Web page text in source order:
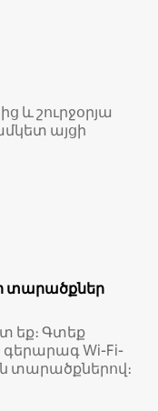
և շուրջօրյա
այցի
տարածքներ
եք։ Գտեք
Wi-Fi-
տարածքներով։